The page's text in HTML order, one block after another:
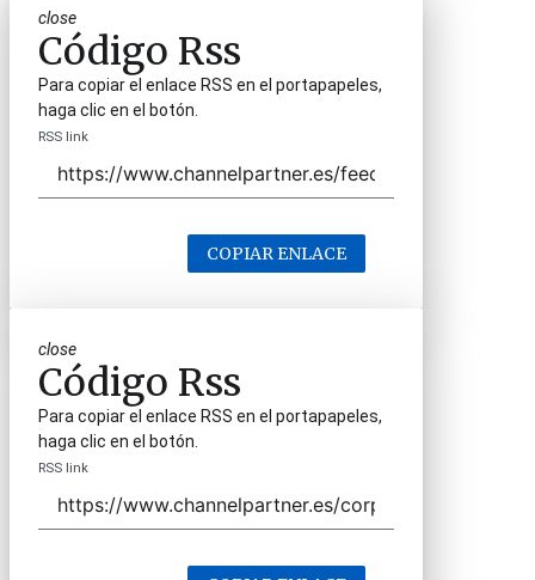
close
Código Rss
Para copiar el enlace RSS en el portapapeles,
haga clic en el botón.
RSS link
COPIAR ENLACE
close
Código Rss
Para copiar el enlace RSS en el portapapeles,
haga clic en el botón.
RSS link